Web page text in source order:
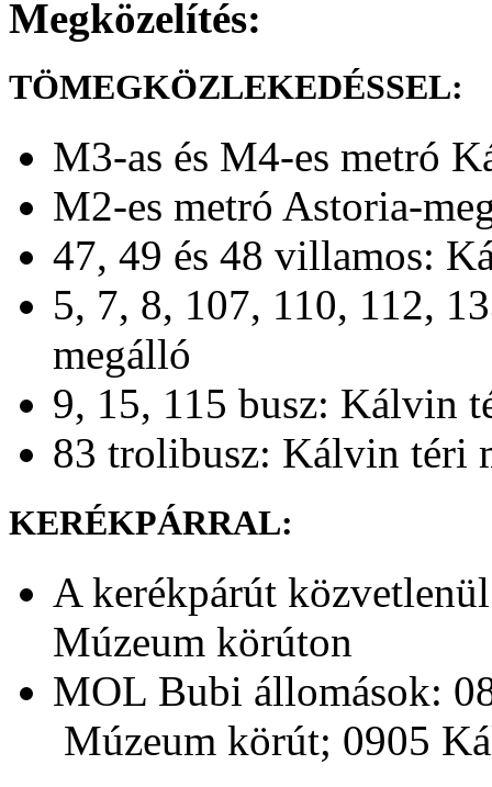
Megközelítés:
TÖMEGKÖZLEKEDÉSSEL:
M3-as és M4-es metró
M2-es metró Astoria-
47, 49 és 48 villamos:
5, 7, 8, 107, 110, 112,
megálló
9, 15, 115 busz: Kálvin
83 trolibusz: Kálvin téri
KERÉKPÁRRAL:
A kerékpárút
Múzeum körúton
MOL Bubi állomások:
Múzeum körút; 0905